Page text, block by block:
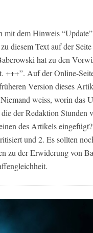
dem Hinweis
diesem Text auf der Seite
hat zu den
Auf der Online-
Version dieses
weiss, worin das
der Redaktion Stunden
des Artikels
und 2. Es sollten
zu der Erwiderung von